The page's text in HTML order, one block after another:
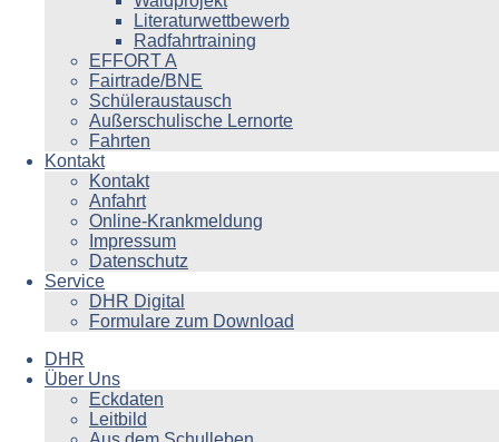
Literaturwettbewerb
Radfahrtraining
EFFORT A
Fairtrade/BNE
Schüleraustausch
Außerschulische Lernorte
Fahrten
Kontakt
Kontakt
Anfahrt
Online-Krankmeldung
Impressum
Datenschutz
Service
DHR Digital
Formulare zum Download
DHR
Über Uns
Eckdaten
Leitbild